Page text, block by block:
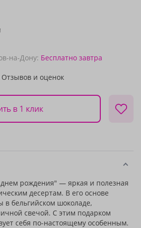
на-Дону: Бесплатно завтра
Отзывов и оценок
в 1 клик
рождения" — яркая и полезная
десертам. В его основе
в бельгийском шоколаде,
свечой. С этим подарком
себя по-настоящему особенным.